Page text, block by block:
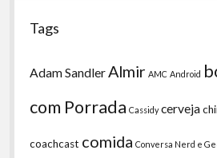
Tags
Adam Sandler Almir AMC Android
com Porrada Cassidy cerveja
coachcast comida Conversa Nerd e